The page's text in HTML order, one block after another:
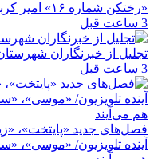
«رختکن شماره ۱۶» امیر کربلایی‌زاده دوباره روی صحنه می‌رود
3 ساعت قبل
تجلیل از خبرنگاران
3 ساعت قبل
فصل‌های جدید «پایتخت»،
آینده تلویزیون/ «موسی»،